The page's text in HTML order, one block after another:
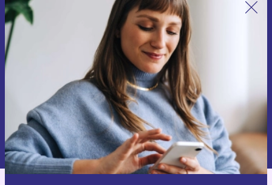
Meld je aan voor onze nieuwsbrief en
ontvang €15 korting!
Mis nooit meer een aanbieding.
Voucher aanvragen
Informatie over het gebruik van persoonsgegevens vind je in ons
privacybeleid